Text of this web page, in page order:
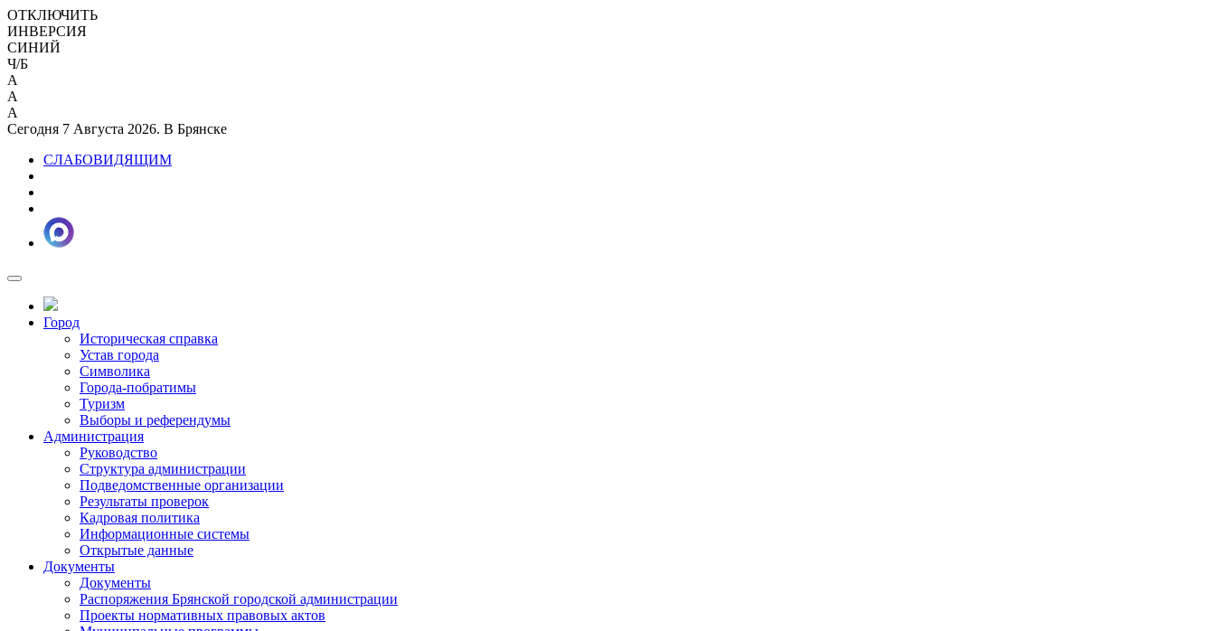
ОТКЛЮЧИТЬ
ИНВЕРСИЯ
СИНИЙ
Ч/Б
A
A
A
Сегодня 7 Августа 2026. В Брянске
СЛАБОВИДЯЩИМ
Город
Историческая справка
Устав города
Символика
Города-побратимы
Туризм
Выборы и референдумы
Администрация
Руководство
Структура администрации
Подведомственные организации
Результаты проверок
Кадровая политика
Информационные системы
Открытые данные
Документы
Документы
Распоряжения Брянской городской администрации
Проекты нормативных правовых актов